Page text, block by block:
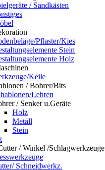
/ Sandkästen
Pflaster/Kies
Stein
Holz
Keile
/ Bohrer/Bits
Lehren
/ Senker u.Geräte
Holz
Metall
Stein
/ Winkel /Schlagwerkzeuge
Schneidwerkz.